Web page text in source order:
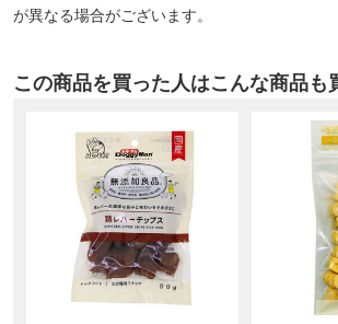
が異なる場合がございます。
この商品を買った人はこんな商品も